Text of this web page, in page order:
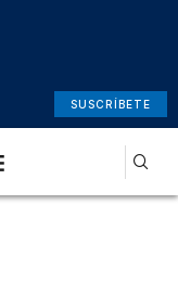
SUSCRÍBETE